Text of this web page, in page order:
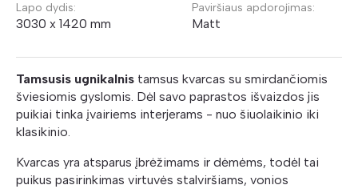
Lapo dydis:
3030 x 1420 mm
Paviršiaus apdorojimas:
Matt
Tamsusis ugnikalnis tamsus kvarcas su smirdančiomis
šviesiomis gyslomis. Dėl savo paprastos išvaizdos jis
puikiai tinka įvairiems interjerams - nuo šiuolaikinio iki
klasikinio.
Kvarcas yra atsparus įbrėžimams ir dėmėms, todėl tai
puikus pasirinkimas virtuvės stalviršiams, vonios